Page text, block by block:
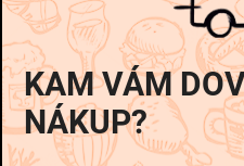
€0,49
€0,49 / 1 ks
KAM VÁM
NÁKUP?